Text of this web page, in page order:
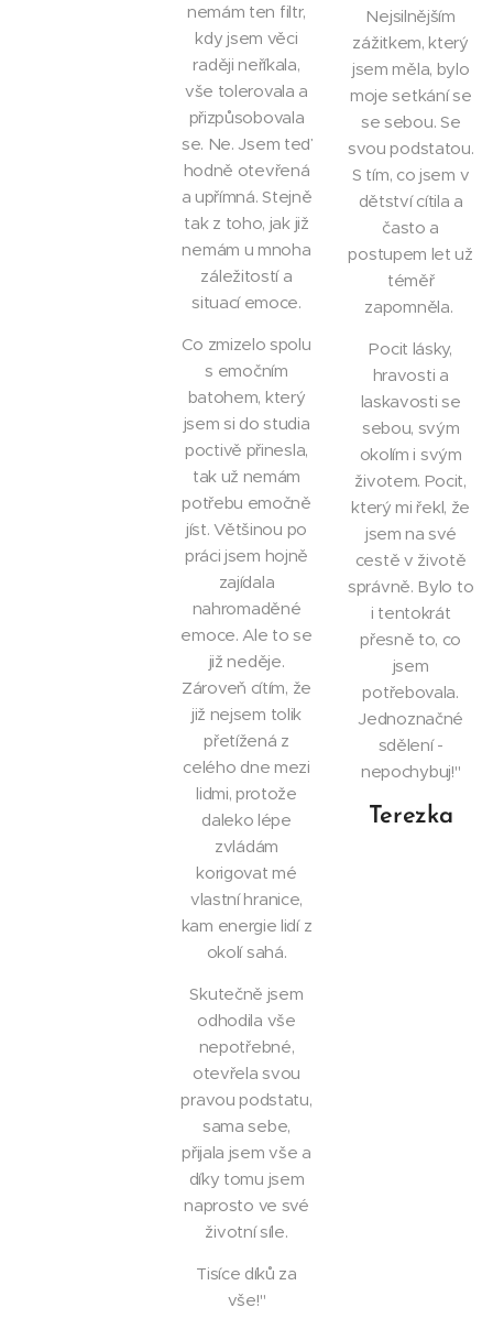
nemám ten filtr,
kdy jsem věci
raději neříkala,
vše tolerovala a
přizpůsobovala
se. Ne. Jsem teď
hodně otevřená
a upřímná. Stejně
tak z toho, jak již
nemám u mnoha
záležitostí a
situací emoce.
Co zmizelo spolu
s emočním
batohem, který
jsem si do studia
poctivě přinesla,
tak už nemám
potřebu emočně
jíst. Většinou po
práci jsem hojně
zajídala
nahromaděné
emoce. Ale to se
již neděje.
Zároveň cítím, že
již nejsem tolik
přetížená z
celého dne mezi
lidmi, protože
daleko lépe
zvládám
korigovat mé
vlastní hranice,
kam energie lidí z
okolí sahá.
Skutečně jsem
odhodila vše
nepotřebné,
otevřela svou
pravou podstatu,
sama sebe,
přijala jsem vše a
díky tomu jsem
naprosto ve své
životní síle.
Tisíce díků za
vše!"
Nejsilnějším
zážitkem, který
jsem měla, bylo
moje setkání se
se sebou. Se
svou podstatou.
S tím, co jsem v
dětství cítila a
často a
postupem let už
téměř
zapomněla.
Pocit lásky,
hravosti a
laskavosti se
sebou, svým
okolím i svým
životem. Pocit,
který mi řekl, že
jsem na své
cestě v životě
správně. Bylo to
i tentokrát
přesně to, co
jsem
potřebovala.
Jednoznačné
sdělení -
nepochybuj!"
Terezka